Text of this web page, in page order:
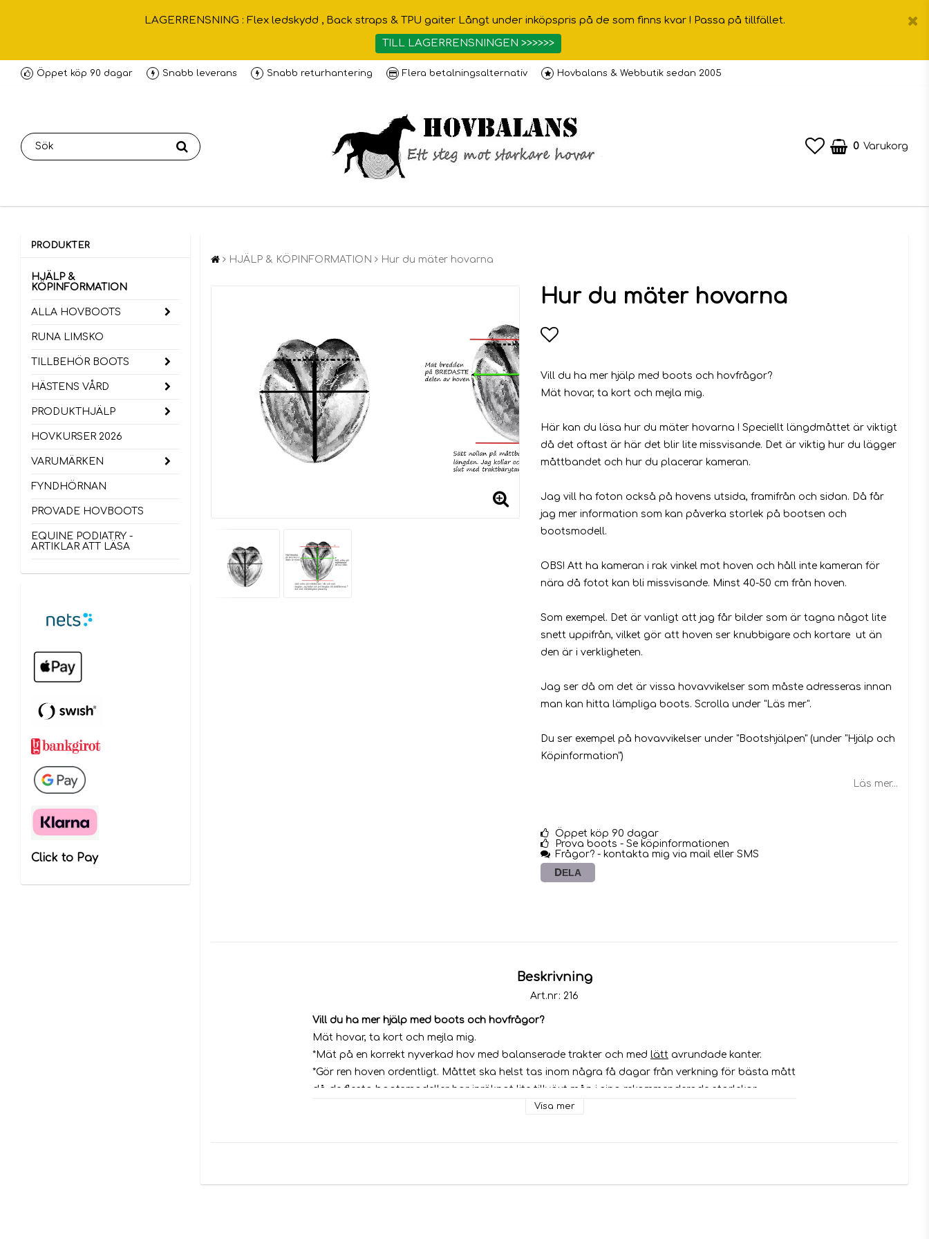
LAGERRENSNING : Flex ledskydd , Back straps & TPU gaiter Långt under inköpspris på de som finns kvar ! Passa på tillfället.
TILL LAGERRENSNINGEN >>>>>>
Öppet köp 90 dagar Snabb leverans Snabb returhantering Flera betalningsalternativ Hovbalans & Webbutik sedan 2005
0 Varukorg
PRODUKTER
HJÄLP &
KÖPINFORMATION
ALLA HOVBOOTS
RUNA LIMSKO
TILLBEHÖR BOOTS
HÄSTENS VÅRD
PRODUKTHJÄLP
HOVKURSER 2026
VARUMÄRKEN
FYNDHÖRNAN
PROVADE HOVBOOTS
EQUINE PODIATRY -
ARTIKLAR ATT LÄSA
Click to Pay
HJÄLP & KÖPINFORMATION Hur du mäter hovarna
Hur du mäter hovarna
Vill du ha mer hjälp med boots och hovfrågor?
Mät hovar, ta kort och mejla mig.
Här kan du läsa hur du mäter hovarna ! Speciellt längdmåttet är viktigt
då det oftast är här det blir lite missvisande. Det är viktig hur du lägger
måttbandet och hur du placerar kameran.
Jag vill ha foton också på hovens utsida, framifrån och sidan. Då får
jag mer information som kan påverka storlek på bootsen och
bootsmodell.
OBS! Att ha kameran i rak vinkel mot hoven och håll inte kameran för
nära då fotot kan bli missvisande. Minst 40-50 cm från hoven.
Som exempel. Det är vanligt att jag får bilder som är tagna något lite
snett uppifrån, vilket gör att hoven ser knubbigare och kortare ut än
den är i verkligheten.
Jag ser då om det är vissa hovavvikelser som måste adresseras innan
man kan hitta lämpliga boots. Scrolla under "Läs mer".
Du ser exempel på hovavvikelser under "Bootshjälpen" (under "Hjälp och
Köpinformation")
Läs mer...
Öppet köp 90 dagar
Prova boots - Se köpinformationen
Frågor? - kontakta mig via mail eller SMS
DELA
Beskrivning
Art.nr: 216
Vill du ha mer hjälp med boots och hovfrågor?
Mät hovar, ta kort och mejla mig.
*Mät på en korrekt nyverkad hov med balanserade trakter och med lätt avrundade kanter.
*Gör ren hoven ordentligt. Måttet ska helst tas inom några få dagar från verkning för bästa mått
då de flesta bootsmodeller har inräknat lite tillväxt mån i sina rekommenderade storlekar.
* Lägg måttbandet platt på hoven. Var noga att lägga måttbandet/mätstickan i rakt och inte
Visa mer